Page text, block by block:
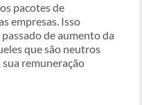
pacotes de
empresas. Isso
de aumento da
que são neutros
remuneração